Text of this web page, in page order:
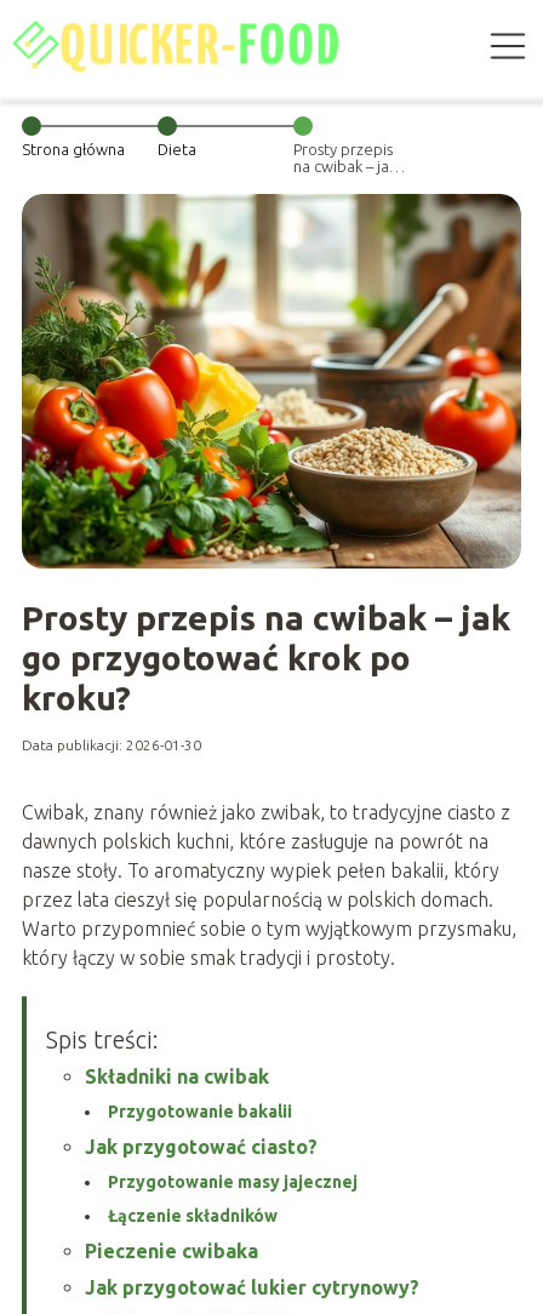
Strona główna Dieta
Prosty przepis
na cwibak – jak
krok po kroku?
Prosty przepis na cwibak – jak
go przygotować krok po
kroku?
Data publikacji: 2026-01-30
Cwibak, znany również jako zwibak, to tradycyjne ciasto z
dawnych polskich kuchni, które zasługuje na powrót na
nasze stoły. To aromatyczny wypiek pełen bakalii, który
przez lata cieszył się popularnością w polskich domach.
Warto przypomnieć sobie o tym wyjątkowym przysmaku,
który łączy w sobie smak tradycji i prostoty.
Spis treści:
Składniki na cwibak
Przygotowanie bakalii
Jak przygotować ciasto?
Przygotowanie masy jajecznej
Łączenie składników
Pieczenie cwibaka
Jak przygotować lukier cytrynowy?